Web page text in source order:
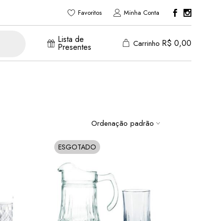
Favoritos Minha Conta
Lista de
Presentes Carrinho R$ 0,00
Ordenação padrão
ESGOTADO
SOLD